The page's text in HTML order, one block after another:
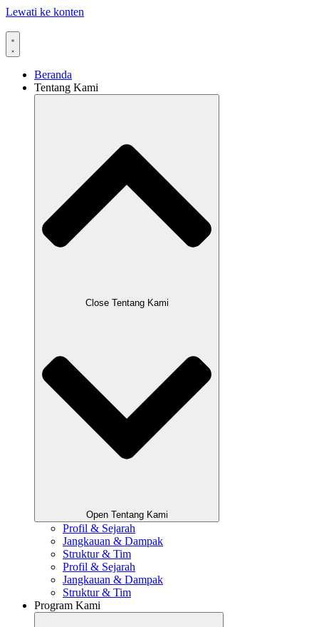
Lewati ke konten
Beranda
Tentang Kami
Close Tentang Kami
Open Tentang Kami
Profil & Sejarah
Jangkauan & Dampak
Struktur & Tim
Profil & Sejarah
Jangkauan & Dampak
Struktur & Tim
Program Kami